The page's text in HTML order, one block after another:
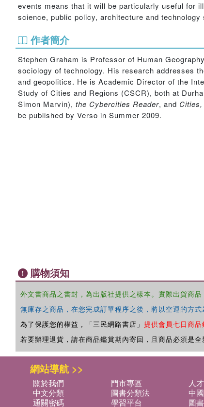
events means that it will be particularly useful for
science, public policy, architecture and technology
作者簡介
Stephen Graham is Professor of Human
sociology of technology. His research addresses
and geopolitics. He is Academic Director of the
Study of Cities and Regions (CSCR), both at
Simon Marvin), the Cybercities Reader, and
be published by Verso in Summer 2009.
購物須知
外文書商品之書封，為出版社提供之樣本。實際出貨商
無庫存之商品，在您完成訂單程序之後，將以空運的方
為了保護您的權益，「三民網路書店」 提供會員七日商品
若要辦理退貨，請在商品鑑賞期內寄回，且商品必須是
網站導航 >>
關於我們 門市專區 人
中文分類
圖書分類法 中
通關密碼
學習平台 圖